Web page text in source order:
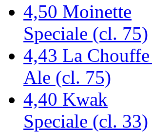
4,50 Moinette
Speciale (cl. 75)
4,43 La
Ale (cl. 75)
4,40 Kwak
Speciale (cl. 33)